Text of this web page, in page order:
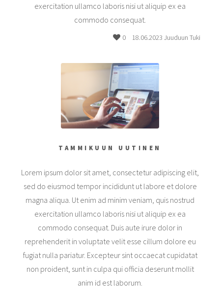
exercitation ullamco laboris nisi ut aliquip ex ea
commodo consequat.
0 18.06.2023 Juuduun Tuki
TAMMIKUUN UUTINEN
Lorem ipsum dolor sit amet, consectetur adipiscing elit,
sed do eiusmod tempor incididunt ut labore et dolore
magna aliqua. Ut enim ad minim veniam, quis nostrud
exercitation ullamco laboris nisi ut aliquip ex ea
commodo consequat. Duis aute irure dolor in
reprehenderit in voluptate velit esse cillum dolore eu
fugiat nulla pariatur. Excepteur sint occaecat cupidatat
non proident, sunt in culpa qui officia deserunt mollit
anim id est laborum.